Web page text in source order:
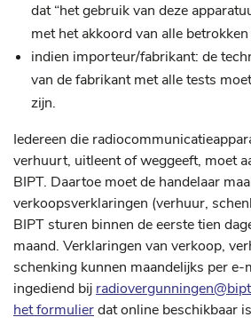
dat “het gebruik van deze
met het akkoord van alle
indien importeur/fabrikant: de
van de fabrikant met alle tests
zijn.
Iedereen die
verhuurt, uitleent of weggeeft, moet
BIPT. Daartoe moet de handelaar
verkoopsverklaringen (verhuur,
BIPT sturen binnen de eerste tien
maand. Verklaringen van verkoop,
schenking kunnen maandelijks per
ingediend bij
het formulierdat online beschikbaar